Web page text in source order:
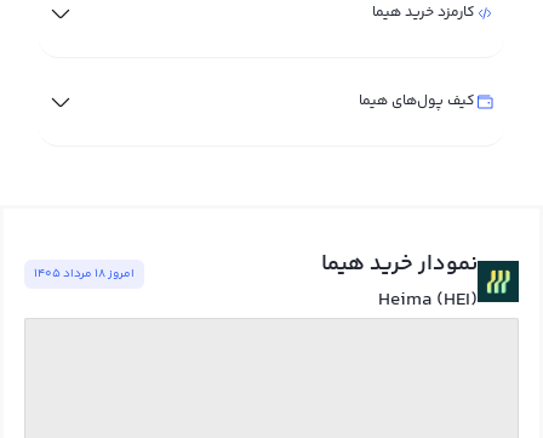
کارمزد خرید هیما
کیف پول‌های هیما
نمودار خرید هیما
Heima (HEI)
امروز ١٨ مرداد ١٤٠٥